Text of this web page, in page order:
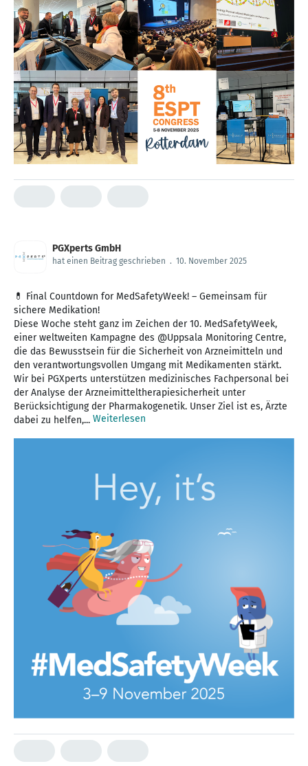
PGXperts GmbH
hat einen Beitrag geschrieben . 10. November 2025
💊 Final Countdown for MedSafetyWeek! – Gemeinsam für
sichere Medikation!
Diese Woche steht ganz im Zeichen der 10. MedSafetyWeek,
einer weltweiten Kampagne des @Uppsala Monitoring Centre,
die das Bewusstsein für die Sicherheit von Arzneimitteln und
den verantwortungsvollen Umgang mit Medikamenten stärkt.
Wir bei PGXperts unterstützen medizinisches Fachpersonal bei
der Analyse der Arzneimitteltherapiesicherheit unter
Berücksichtigung der Pharmakogenetik. Unser Ziel ist es, Ärzte
dabei zu helfen,... Weiterlesen